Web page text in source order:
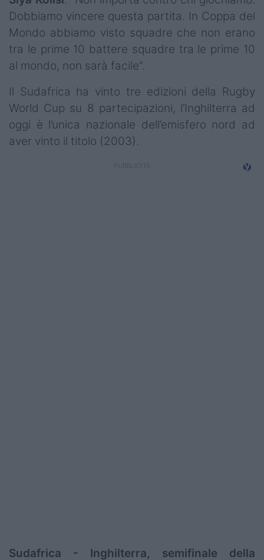
Dobbiamo vincere questa partita. In Coppa del
Mondo abbiamo visto squadre che non erano
tra le prime 10 battere squadre tra le prime 10
al mondo, non sarà facile”.
Il Sudafrica ha vinto tre edizioni della Rugby
World Cup su 8 partecipazioni, l’Inghilterra ad
oggi è l’unica nazionale dell’emisfero nord ad
aver vinto il titolo (2003).
Sudafrica - Inghilterra, semifinale della